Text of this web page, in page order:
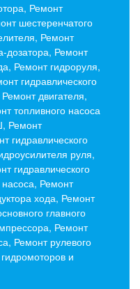
Ремонт
шестеренчатого
Ремонт
дозатора, Ремонт
Ремонт гидроруля,
гидравлического
двигателя,
топливного насоса
Ремонт
гидравлического
руля,
гидравлического
Ремонт
хода, Ремонт
главного
Ремонт
Ремонт рулевого
и